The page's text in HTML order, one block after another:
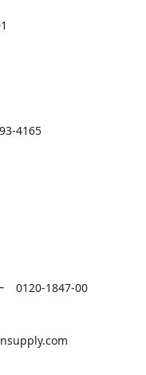
4165
0120-1847-00